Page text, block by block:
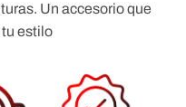
Un accesorio que
estilo